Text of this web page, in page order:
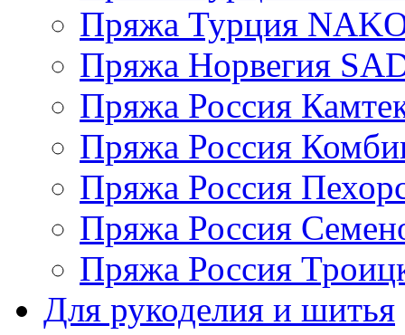
Пряжа Турция
Пряжа Норвегия
Пряжа Россия
Пряжа Россия
Пряжа Россия
Пряжа Россия
Пряжа Россия
Для рукоделия и шитья